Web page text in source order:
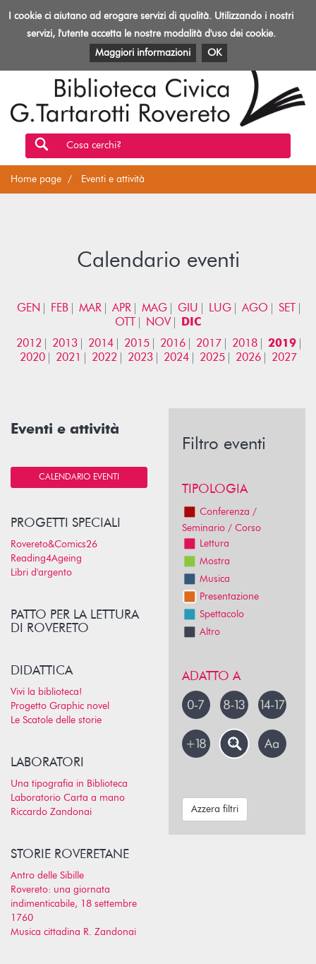
Toggle
Biblioteca
Rovereto
EVENTI E ATTIVITÀ PATRIMONIO E RISORSE
Cosa cerchi?
Home page Eventi e attività
Calendario eventi
GEN FEB MAR APR MAG GIU LUG AGO
SET
OTT
NOV
DIC
2012
2013 2014 2015 2016 2017 2018
2019
2020
2021 2022 2023 2024 2025 2026 2027
Eventi e attività
CALENDARIO EVENTI
PROGETTI SPECIALI
Rovereto&Comics26
Reading4Ageing
Libri d'argento
PATTO PER LA LETTURA
DI ROVERETO
DIDATTICA
Vivi la biblioteca!
Progetto Graphic novel
Le Scatole delle storie
LABORATORI
Una tipografia in Biblioteca
Laboratorio Carta a mano
Riccardo Zandonai
STORIE ROVERETANE
Antro delle Sibille
Rovereto: una giornata
indimenticabile, 18 settembre
1760
Musica cittadina R. Zandonai
Filtro eventi
TIPOLOGIA
Conferenza /
Seminario / Corso
Lettura
Mostra
Musica
Presentazione
Spettacolo
Altro
ADATTO A
Azzera filtri
I cookie ci aiutano ad erogare servizi di qualità. Utilizzando i nostri
servizi, l'utente accetta le nostre modalità d'uso dei cookie.
Maggiori informazioni
OK